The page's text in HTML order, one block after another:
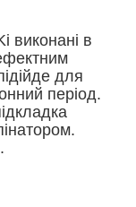
виконані в
для
період.